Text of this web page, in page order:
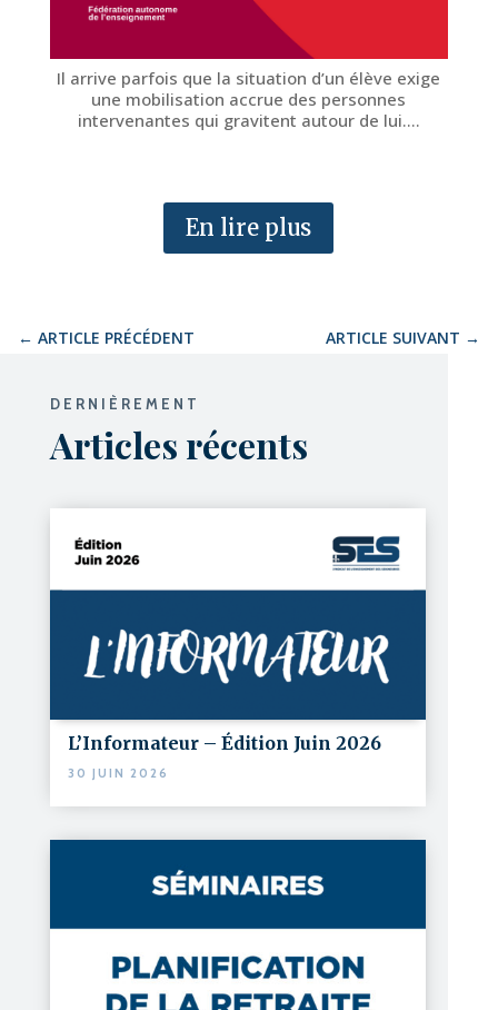
Il arrive parfois que la situation d’un élève exige
une mobilisation accrue des personnes
intervenantes qui gravitent autour de lui….
En lire plus
← ARTICLE PRÉCÉDENT ARTICLE SUIVANT →
DERNIÈREMENT
Articles récents
L’Informateur – Édition Juin 2026
30 JUIN 2026